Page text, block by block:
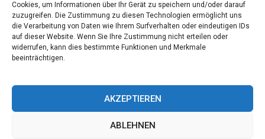
Cookies, um Informationen über Ihr Gerät zu speichern und/oder darauf
zuzugreifen. Die Zustimmung zu diesen Technologien ermöglicht uns
die Verarbeitung von Daten wie Ihrem Surfverhalten oder eindeutigen IDs
auf dieser Website. Wenn Sie Ihre Zustimmung nicht erteilen oder
widerrufen, kann dies bestimmte Funktionen und Merkmale
beeinträchtigen.
AKZEPTIEREN
ABLEHNEN